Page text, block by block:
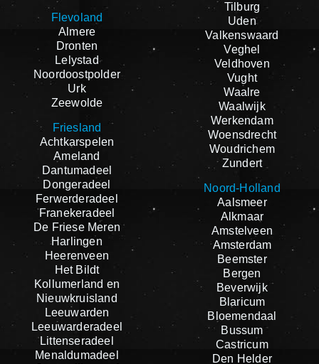
Flevoland
Almere
Dronten
Lelystad
Noordoostpolder
Urk
Zeewolde
Friesland
Achtkarspelen
Ameland
Dantumadeel
Dongeradeel
Ferwerderadeel
Franekeradeel
De Friese Meren
Harlingen
Heerenveen
Het Bildt
Kollumerland en
Nieuwkruisland
Leeuwarden
Leeuwarderadeel
Littenseradeel
Menaldumadeel
Tilburg
Uden
Valkenswaard
Veghel
Veldhoven
Vught
Waalre
Waalwijk
Werkendam
Woensdrecht
Woudrichem
Zundert
Noord-Holland
Aalsmeer
Alkmaar
Amstelveen
Amsterdam
Beemster
Bergen
Beverwijk
Blaricum
Bloemendaal
Bussum
Castricum
Den Helder